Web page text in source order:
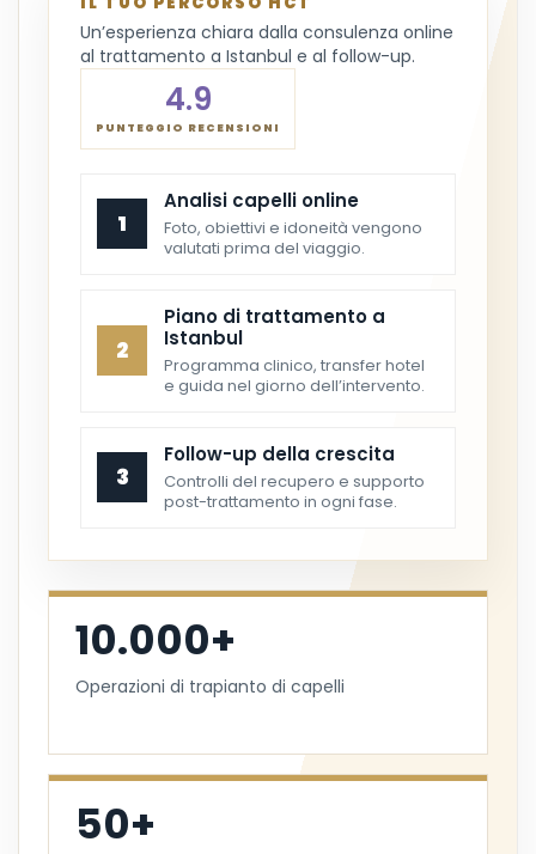
Un’esperienza chiara dalla consulenza online
al trattamento a Istanbul e al follow-up.
4.9
PUNTEGGIO RECENSIONI
1
Analisi capelli online
Foto, obiettivi e idoneità vengono
valutati prima del viaggio.
2
Piano di trattamento a
Istanbul
Programma clinico, transfer hotel
e guida nel giorno dell’intervento.
3
Follow-up della crescita
Controlli del recupero e supporto
post-trattamento in ogni fase.
10.000+
Operazioni di trapianto di capelli
50+